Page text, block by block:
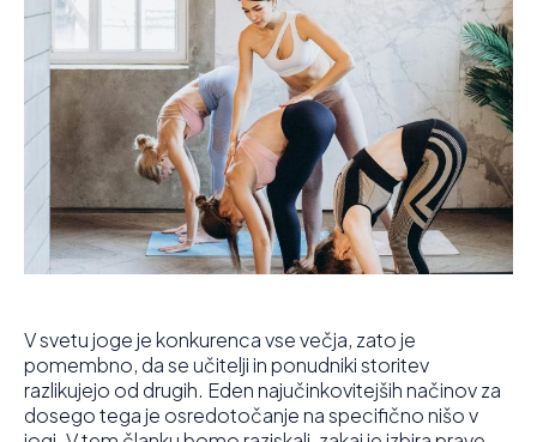
V svetu joge je konkurenca vse večja, zato je
pomembno, da se učitelji in ponudniki storitev
razlikujejo od drugih. Eden najučinkovitejših načinov za
dosego tega je osredotočanje na specifično nišo v